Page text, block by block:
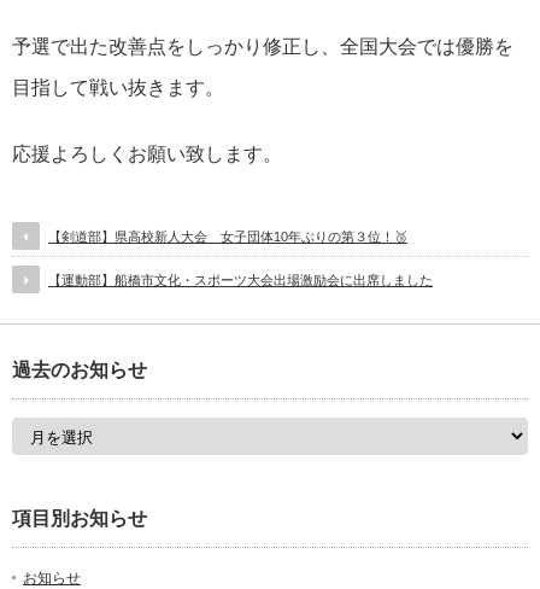
予選で出た改善点をしっかり修正し、全国大会では優勝を
目指して戦い抜きます。
応援よろしくお願い致します。
【剣道部】県高校新人大会 女子団体10年ぶりの第３位！🥉
【運動部】船橋市文化・スポーツ大会出場激励会に出席しました
過去のお知らせ
項目別お知らせ
お知らせ